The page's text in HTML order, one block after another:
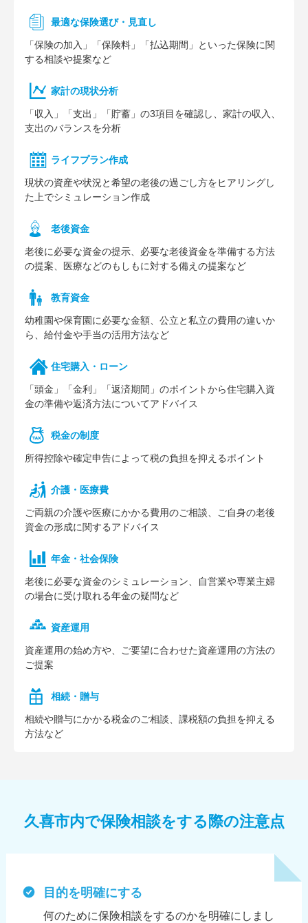
最適な保険選び・見直し
「保険の加入」「保険料」「払込期間」といった保険に関
する相談や提案など
家計の現状分析
「収入」「支出」「貯蓄」の3項目を確認し、家計の収入、
支出のバランスを分析
ライフプラン作成
現状の資産や状況と希望の老後の過ごし方をヒアリングし
た上でシミュレーション作成
⽼後資⾦
老後に必要な資金の提示、必要な老後資金を準備する方法
の提案、医療などのもしもに対する備えの提案など
教育資金
幼稚園や保育園に必要な⾦額、公⽴と私⽴の費⽤の違いか
ら、給付⾦や⼿当の活⽤⽅法など
住宅購⼊・ローン
「頭⾦」「⾦利」「返済期間」のポイントから住宅購⼊資
⾦の準備や返済⽅法についてアドバイス
税⾦の制度
所得控除や確定申告によって税の負担を抑えるポイント
介護・医療費
ご両親の介護や医療にかかる費⽤のご相談、ご⾃⾝の⽼後
資⾦の形成に関するアドバイス
年⾦・社会保険
⽼後に必要な資⾦のシミュレーション、⾃営業や専業主婦
の場合に受け取れる年⾦の疑問など
資産運用
資産運⽤の始め⽅や、ご要望に合わせた資産運⽤の⽅法の
ご提案
相続・贈与
相続や贈与にかかる税⾦のご相談、課税額の負担を抑える
⽅法など
久喜市内で保険相談をする際の注意点
目的を明確にする
何のために保険相談をするのかを明確にしまし